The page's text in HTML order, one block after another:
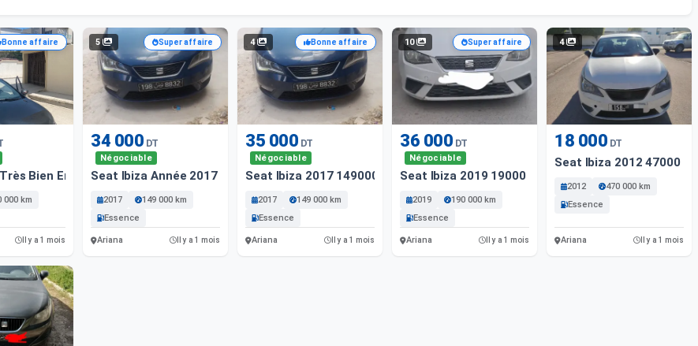
Bonne affaire
Bien Entretenue, Première Main
000 km
Il y a 1 mois
5 Super affaire
34 000 DT
Négociable
Seat Ibiza Année 2017 a Vendre
2017
149 000 km
Essence
Ariana Il y a 1 mois
4 Bonne affaire
35 000 DT
Négociable
Seat Ibiza 2017 149000 Km
2017
149 000 km
Essence
Ariana Il y a 1 mois
10 Super affaire
36 000 DT
Négociable
Seat Ibiza 2019 19000 Km
2019
190 000 km
Essence
Ariana Il y a 1 mois
4
18 000 DT
Seat Ibiza 2012 47000
2012
470 000 km
Essence
Ariana Il y a 1 mois